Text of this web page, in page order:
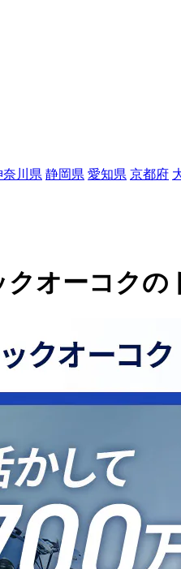
奈川県 静岡県 愛知県 京都府
オーコクの